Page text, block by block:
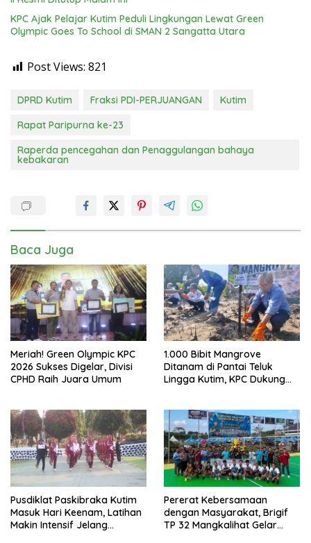
KPC Ajak Pelajar Kutim Peduli Lingkungan Lewat Green
Olympic Goes To School di SMAN 2 Sangatta Utara
Post Views: 821
DPRD Kutim Fraksi PDI-PERJUANGAN
Kutim
Rapat Paripurna ke-23
Raperda pencegahan dan Penaggulangan bahaya
kebakaran
Baca Juga
Meriah! Green Olympic KPC
2026 Sukses Digelar, Divisi
CPHD Raih Juara Umum
1.000 Bibit Mangrove
Ditanam di Pantai Teluk
Lingga Kutim, KPC Dukung
Pusdiklat Paskibraka Kutim
Masuk Hari Keenam, Latihan
Makin Intensif Jelang
Pererat Kebersamaan
dengan Masyarakat, Brigif
TP 32 Mangkalihat Gelar